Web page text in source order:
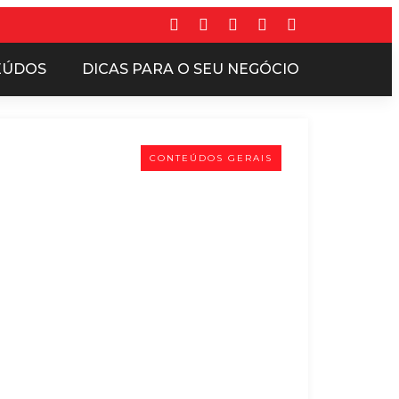
DICAS PARA O SEU NEGÓCIO
CONTEÚDOS GERAIS